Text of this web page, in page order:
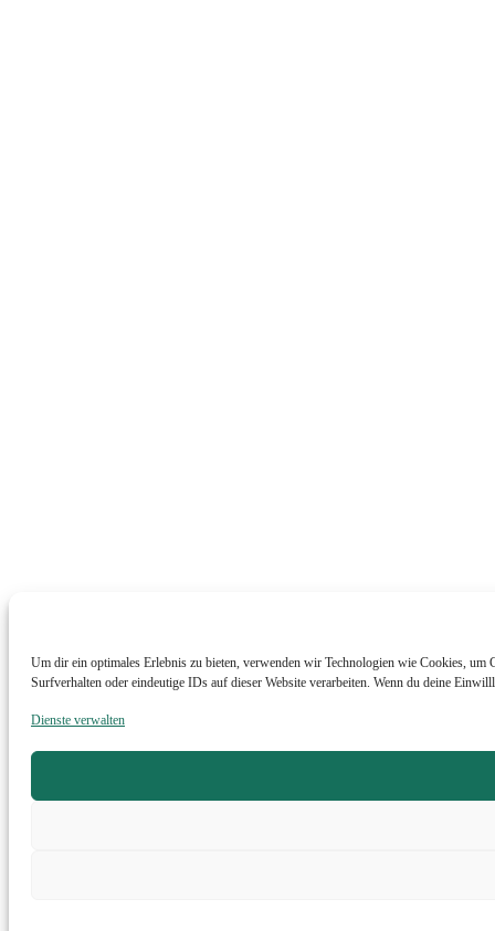
Um dir ein optimales Erlebnis zu bieten, verwenden wir Technologien wie Cookies,
Surfverhalten oder eindeutige IDs auf dieser Website verarbeiten. Wenn du deine
Dienste verwalten